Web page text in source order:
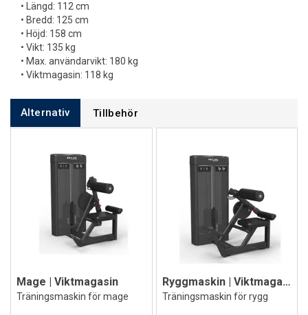
• Längd: 112 cm
• Bredd: 125 cm
• Höjd: 158 cm
• Vikt: 135 kg
• Max. användarvikt: 180 kg
• Viktmagasin: 118 kg
Alternativ Tillbehör
Mage | Viktmagasin
Träningsmaskin för mage
Ryggmaskin | Viktmagasin
Träningsmaskin för rygg